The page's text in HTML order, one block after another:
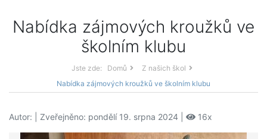
Nabídka zájmových kroužků ve
školním klubu
Jste zde: Domů
Z našich škol
Nabídka zájmových kroužků ve školním klubu
Autor: | Zveřejněno: pondělí 19. srpna 2024 | 16x